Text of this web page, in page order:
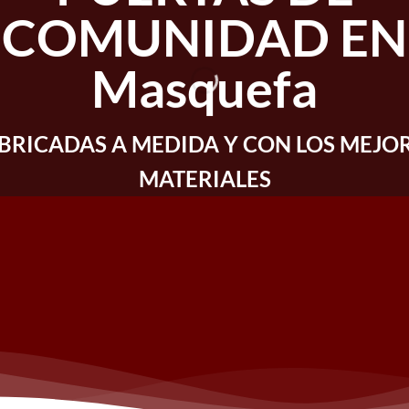
COMUNIDAD EN
Masquefa
A MEDIDA Y CON LOS
MATERIALES